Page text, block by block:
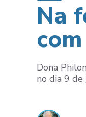
Na
Dona
no dia 9 de